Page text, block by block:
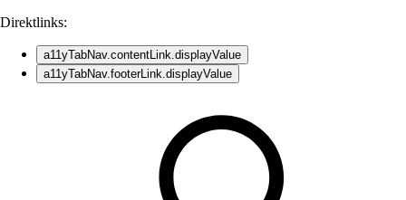
Direktlinks:
a11yTabNav.contentLink.displayValue
a11yTabNav.footerLink.displayValue